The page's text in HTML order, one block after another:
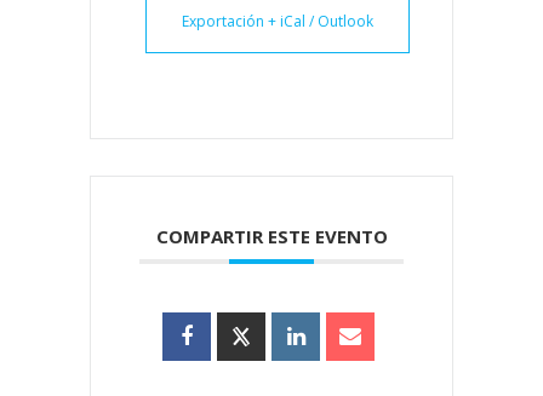
Exportación + iCal / Outlook
COMPARTIR ESTE EVENTO